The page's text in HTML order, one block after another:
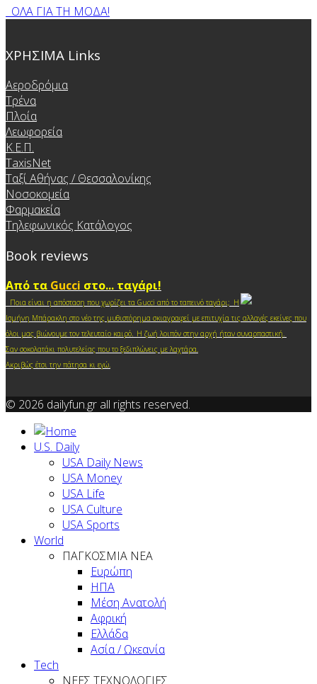
ΟΛΑ ΓΙΑ ΤΗ ΜΟΔΑ!
ΧΡΗΣΙΜΑ Links
Αεροδρόμια
Τρένα
Πλοία
Λεωφορεία
Κ.Ε.Π.
TaxisNet
Ταξί Αθήνας / Θεσσαλονίκης
Νοσοκομεία
Φαρμακεία
Τηλεφωνικός Κατάλογος
Book reviews
Από τα Gucci στο... ταγάρι!
Ποια είναι η απόσταση που χωρίζει τα Gucci από το ταπεινό ταγάρι; Η
Ισμήνη Μπάρακλη στο νέο της μυθιστόρημα σκιαγραφεί με επιτυχία τις αλλαγές εκείνες που
όλοι μας βιώνουμε τον τελευταίο καιρό. Η ζωή λοιπόν στην αρχή ήταν συναρπαστική.
Σαν σοκολατάκι πολυτελείας που το ξεδιπλώνεις με λαχτάρα.
Ακριβώς έτσι την πάτησα κι εγώ.
© 2026 dailyfun.gr all rights reserved.
U.S. Daily
USA Daily News
USA Money
USA Life
USA Culture
USA Sports
World
ΠΑΓΚΟΣΜΙΑ ΝΕΑ
Ευρώπη
ΗΠΑ
Μέση Ανατολή
Αφρική
Ελλάδα
Ασία / Ωκεανία
Tech
ΝΕΕΣ ΤΕΧΝΟΛΟΓΙΕΣ